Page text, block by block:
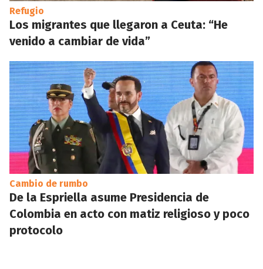
Refugio
Los migrantes que llegaron a Ceuta: “He
venido a cambiar de vida”
Cambio de rumbo
De la Espriella asume Presidencia de
Colombia en acto con matiz religioso y poco
protocolo